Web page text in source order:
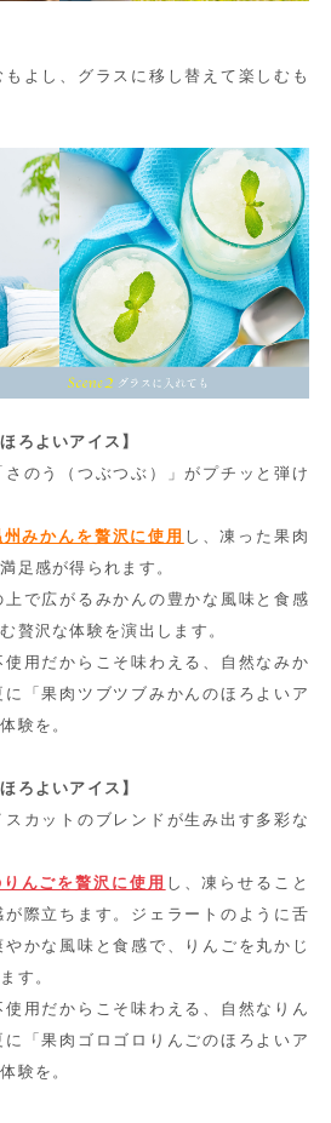
よし、グラスに移し替えて楽しむも
ろよいアイス】
のう（つぶつぶ）」がプチッと弾け
みかんを贅沢に使用 し、凍った果肉
足感が得られます。
で広がるみかんの豊かな風味と食感
贅沢な体験を演出します。
用だからこそ味わえる、自然なみか
「果肉ツブツブみかんのほろよいア
験を。
ろよいアイス】
カットのブレンドが生み出す多彩な
んごを贅沢に使用 し、凍らせること
際立ちます。ジェラートのように舌
かな風味と食感で、りんごを丸かじ
す。
用だからこそ味わえる、自然なりん
「果肉ゴロゴロりんごのほろよいア
験を。